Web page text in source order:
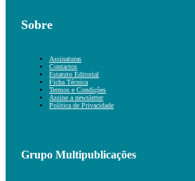
Sobre
Assinaturas
Contactos
Estatuto Editorial
Ficha Técnica
Termos e Condições
Assine a newsletter
Política de Privacidade
Grupo Multipublicações